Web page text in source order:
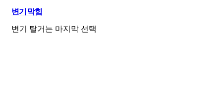
변기 막힘
변기 탈거는 마지막 선택